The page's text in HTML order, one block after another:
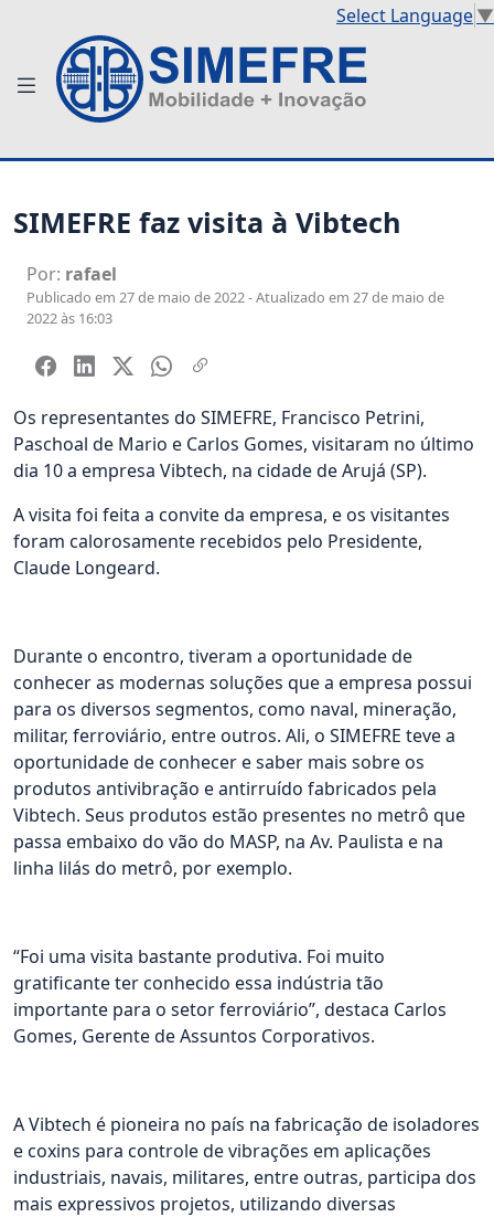
Select Language▼
SIMEFRE faz visita à Vibtech
Por: rafael
Publicado em 27 de maio de 2022 - Atualizado em 27 de maio de
2022 às 16:03
Os representantes do SIMEFRE, Francisco Petrini,
Paschoal de Mario e Carlos Gomes, visitaram no último
dia 10 a empresa Vibtech, na cidade de Arujá (SP).
A visita foi feita a convite da empresa, e os visitantes
foram calorosamente recebidos pelo Presidente,
Claude Longeard.
Durante o encontro, tiveram a oportunidade de
conhecer as modernas soluções que a empresa possui
para os diversos segmentos, como naval, mineração,
militar, ferroviário, entre outros. Ali, o SIMEFRE teve a
oportunidade de conhecer e saber mais sobre os
produtos antivibração e antirruído fabricados pela
Vibtech. Seus produtos estão presentes no metrô que
passa embaixo do vão do MASP, na Av. Paulista e na
linha lilás do metrô, por exemplo.
“Foi uma visita bastante produtiva. Foi muito
gratificante ter conhecido essa indústria tão
importante para o setor ferroviário”, destaca Carlos
Gomes, Gerente de Assuntos Corporativos.
A Vibtech é pioneira no país na fabricação de isoladores
e coxins para controle de vibrações em aplicações
industriais, navais, militares, entre outras, participa dos
mais expressivos projetos, utilizando diversas